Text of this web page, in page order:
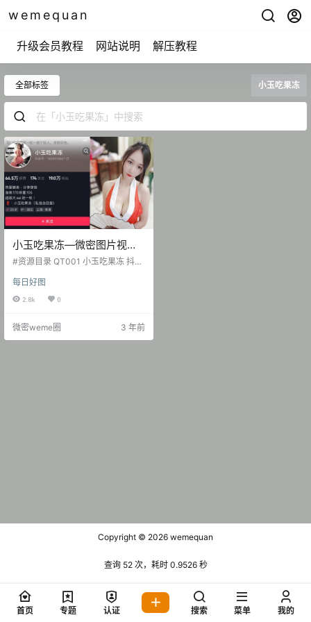
wemequan
升级会员教程 网站说明 解压教程
全部标签 小玉吃果冻
小玉吃果冻—微密图片视频
合集【持续更新】
#资源目录 QT001 小玉吃果冻 抖音
吃果冻 微博精选无杂图 [327P-5V 4
56.84 MB] 抖音 小玉吃果冻 微密圈
小玉吃果冻 微密圈 NO.003期 【20
P3V】 抖音 小玉吃果冻 微密圈 NO.
每日好图
2.8k 0
微密weme圈 3 年前
Copyright © 2026 wemequan
查询 52 次，耗时 0.9526 秒
首页 专题 认证 搜索 菜单 我的